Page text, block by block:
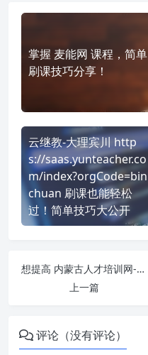
掌握 麦能网 课程，简单
刷课技巧分享！
云继教-大理宾川 http
s://saas.yunteacher.co
m/index?orgCode=bin
chuan 刷课也能轻松
过！简单技巧大公开
想提高 内蒙古人才培训网-呼和浩特分站 https://hszj.nmgrcpx.com/ 刷课效率？看看这些实用技巧
上一篇
评论（没有评论）